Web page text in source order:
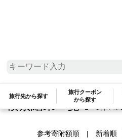
旅行先から探す
旅行クーポン
から探す
やさい
検索結果一覧 1～9件 / 全
参考寄附額順| 新着順